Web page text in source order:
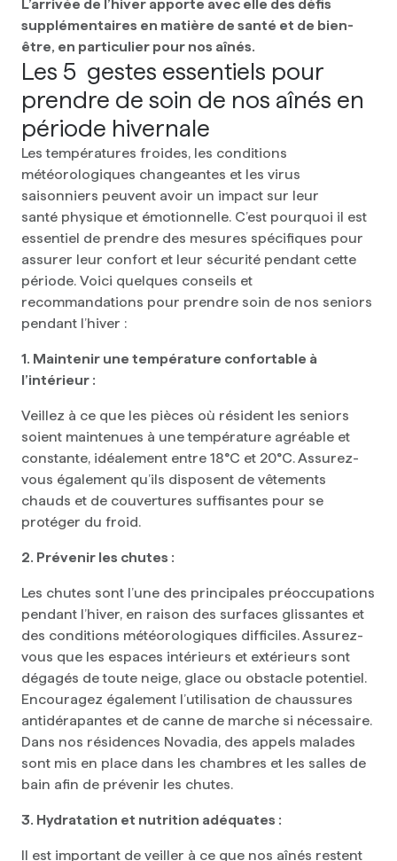
L’arrivée de l’hiver apporte avec elle des défis
supplémentaires en matière de santé et de bien-
être, en particulier pour nos aînés.
Les 5 gestes essentiels pour
prendre de soin de nos aînés en
période hivernale
Les températures froides, les conditions
météorologiques changeantes et les virus
saisonniers peuvent avoir un impact sur leur
santé physique et émotionnelle. C’est pourquoi il est
essentiel de prendre des mesures spécifiques pour
assurer leur confort et leur sécurité pendant cette
période. Voici quelques conseils et
recommandations pour prendre soin de nos seniors
pendant l’hiver :
1. Maintenir une température confortable à
l’intérieur :
Veillez à ce que les pièces où résident les seniors
soient maintenues à une température agréable et
constante, idéalement entre 18°C et 20°C. Assurez-
vous également qu’ils disposent de vêtements
chauds et de couvertures suffisantes pour se
protéger du froid.
2. Prévenir les chutes :
Les chutes sont l’une des principales préoccupations
pendant l’hiver, en raison des surfaces glissantes et
des conditions météorologiques difficiles. Assurez-
vous que les espaces intérieurs et extérieurs sont
dégagés de toute neige, glace ou obstacle potentiel.
Encouragez également l’utilisation de chaussures
antidérapantes et de canne de marche si nécessaire.
Dans nos résidences Novadia, des appels malades
sont mis en place dans les chambres et les salles de
bain afin de prévenir les chutes.
3. Hydratation et nutrition adéquates :
Il est important de veiller à ce que nos aînés restent